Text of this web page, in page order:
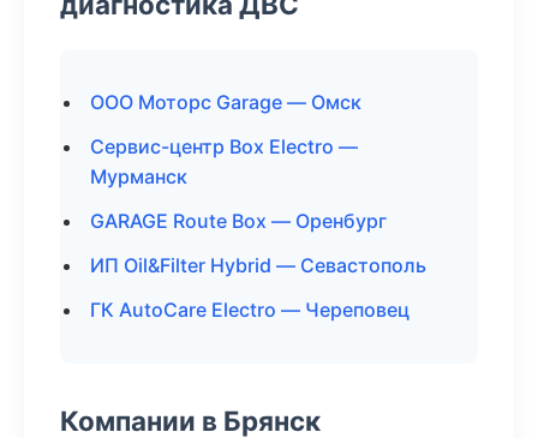
ООО Моторс Garage — Омск
Сервис-центр Box Electro —
Мурманск
GARAGE Route Box — Оренбург
ИП Oil&Filter Hybrid — Севастополь
ГК AutoCare Electro — Череповец
Компании в Брянск